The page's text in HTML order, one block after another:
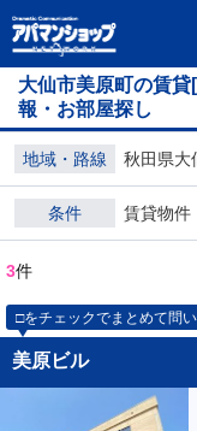
大仙市美原町の賃
報・お部屋探し
地域・路線 秋田県大
条件 賃貸物件
3件
□をチェックでまとめて問
美原ビル